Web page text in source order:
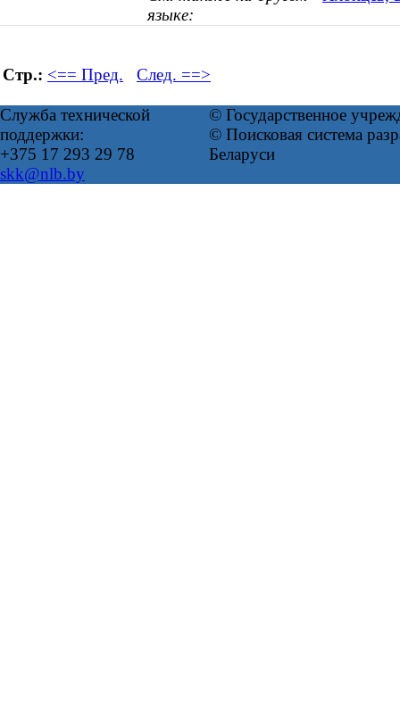
языке:
Стр.: <== Пред. След. ==>
Служба технической
поддержки:
+375 17 293 29 78
skk@nlb.by
© Государственное
© Поисковая система
Беларуси